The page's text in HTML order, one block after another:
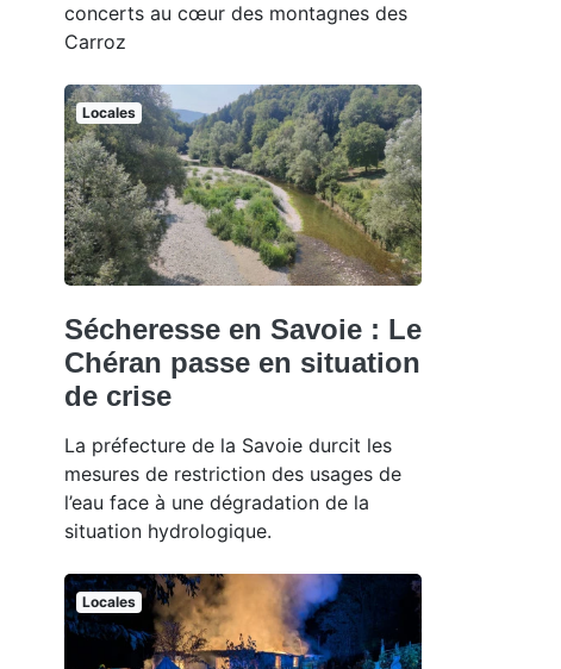
concerts au cœur des montagnes des
Carroz
Locales
Sécheresse en Savoie : Le
Chéran passe en situation
de crise
La préfecture de la Savoie durcit les
mesures de restriction des usages de
l’eau face à une dégradation de la
situation hydrologique.
Locales